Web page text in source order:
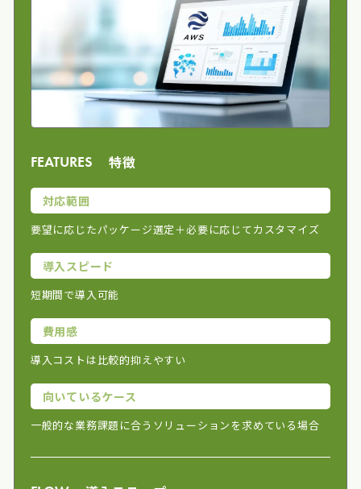
FEATURES 特徴
対応範囲
要望に応じたパッケージ選定＋必要に応じてカスタマイズ
導入スピード
短期間で導入可能
費用感
導入コストは比較的抑えやすい
向いているケース
一般的な業務課題に合うソリューションを求めている場合